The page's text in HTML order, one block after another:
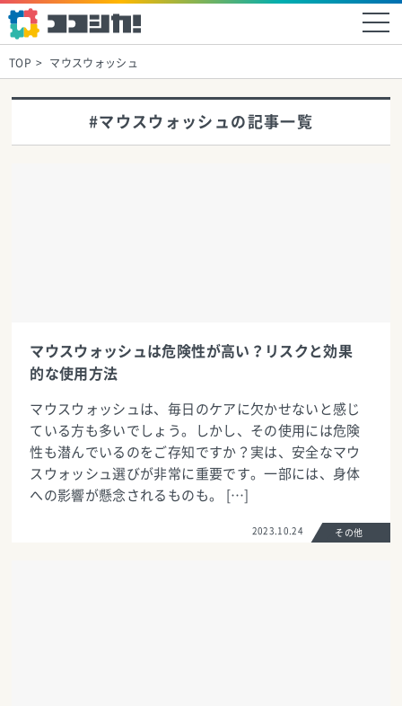
TOP マウスウォッシュ
#マウスウォッシュの記事一覧
マウスウォッシュは危険性が高い？リスクと効果
的な使用方法
マウスウォッシュは、毎日のケアに欠かせないと感じ
ている方も多いでしょう。しかし、その使用には危険
性も潜んでいるのをご存知ですか？実は、安全なマウ
スウォッシュ選びが非常に重要です。一部には、身体
への影響が懸念されるものも。 […]
2023.10.24 その他